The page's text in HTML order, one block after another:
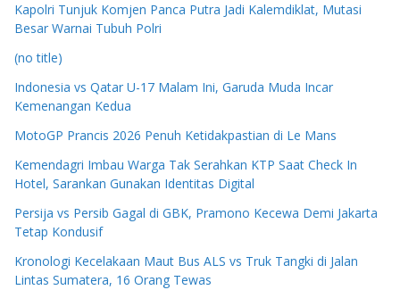
Kapolri Tunjuk Komjen Panca Putra Jadi Kalemdiklat, Mutasi
Besar Warnai Tubuh Polri
(no title)
Indonesia vs Qatar U-17 Malam Ini, Garuda Muda Incar
Kemenangan Kedua
MotoGP Prancis 2026 Penuh Ketidakpastian di Le Mans
Kemendagri Imbau Warga Tak Serahkan KTP Saat Check In
Hotel, Sarankan Gunakan Identitas Digital
Persija vs Persib Gagal di GBK, Pramono Kecewa Demi Jakarta
Tetap Kondusif
Kronologi Kecelakaan Maut Bus ALS vs Truk Tangki di Jalan
Lintas Sumatera, 16 Orang Tewas